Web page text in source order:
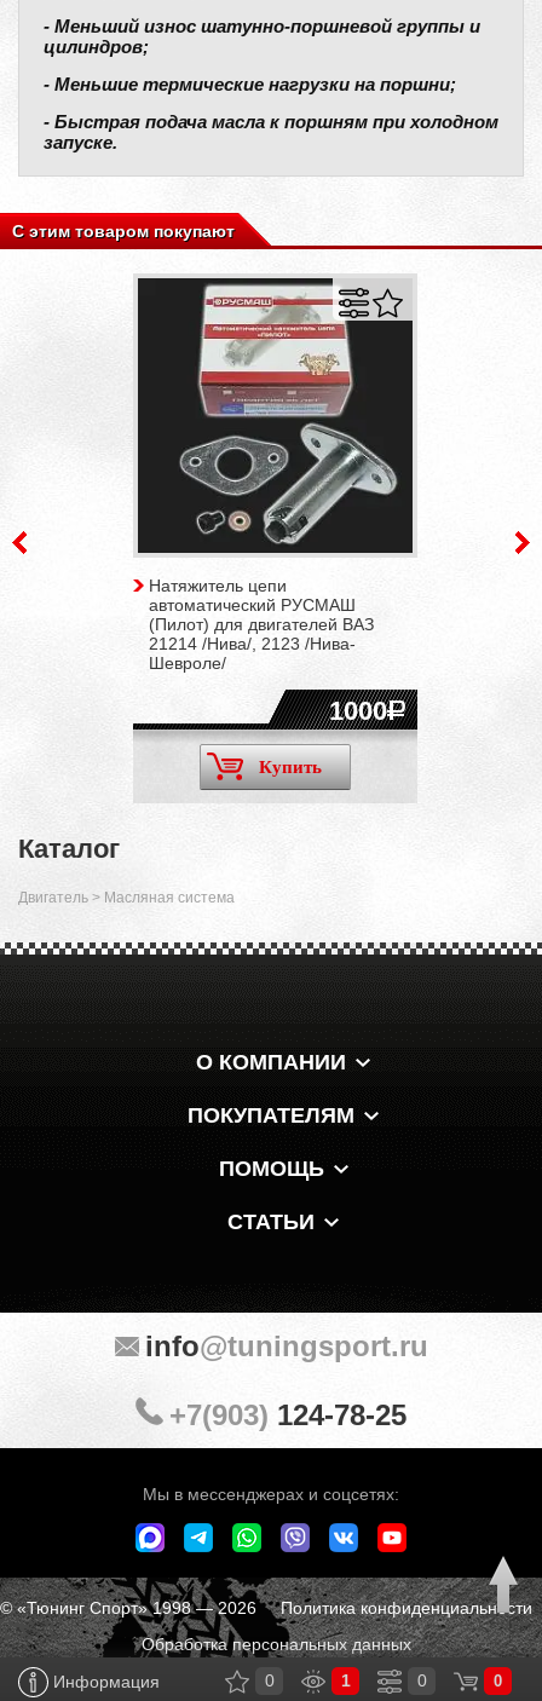
- Меньший износ шатунно-поршневой группы и
цилиндров;
- Меньшие термические нагрузки на поршни;
- Быстрая подача масла к поршням при холодном
запуске.
С этим товаром покупают
Натяжитель цепи
автоматический РУСМАШ
(Пилот) для двигателей ВАЗ
21214 /Нива/, 2123 /Нива-
Шевроле/
1000
Купить
Каталог
Двигатель > Масляная система
О КОМПАНИИ
ПОКУПАТЕЛЯМ
ПОМОЩЬ
СТАТЬИ
Мы в мессенджерах и соцсетях:
info@tuningsport.ru
+7(903) 124-78-25
© «Тюнинг Спорт» 1998 — 2026Политика конфиденциальности
Обработка персональных данных
Информация
0
0
1
0